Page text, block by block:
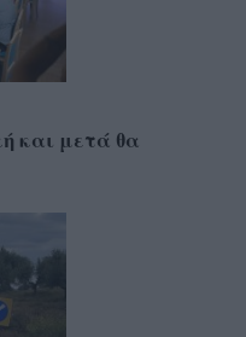
και μετά θα